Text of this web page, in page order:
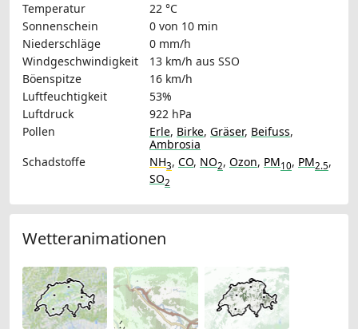
Temperatur
22 °C
Sonnenschein
0 von 10 min
Niederschläge
0 mm/h
Windgeschwindigkeit
13 km/h aus SSO
Böenspitze
16 km/h
Luftfeuchtigkeit
53%
Luftdruck
922 hPa
Pollen
Erle, Birke, Gräser, Beifuss,
Ambrosia
Schadstoffe
NH3, CO, NO2, Ozon, PM10, PM2.5,
SO2
Wetteranimationen